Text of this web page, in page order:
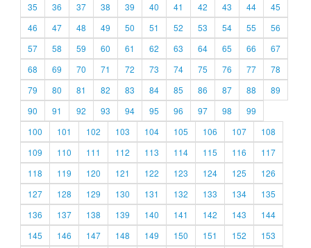
35
36 37 38 39 40 41 42 43 44
45
46
47 48 49 50 51 52 53 54 55
56
57
58 59 60 61 62 63 64 65 66
67
68
69 70 71 72 73 74 75 76 77
78
79
80 81 82 83 84 85 86 87 88
89
90
91 92 93 94 95 96 97 98
99
100
101 102 103 104 105 106 107
108
109
110 111 112 113 114 115 116
117
118
119 120 121 122 123 124 125
126
127
128 129 130 131 132 133 134
135
136
137 138 139 140 141 142 143
144
145
146 147 148 149 150 151 152
153